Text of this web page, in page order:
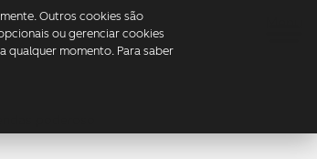
Outros cookies são
ou gerenciar cookies
qualquer momento. Para saber
poderoso